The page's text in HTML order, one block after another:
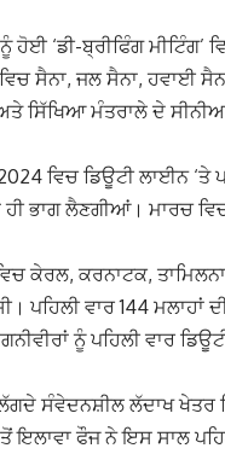
ਹੋਈ ‘ਡੀ-ਬ੍ਰੀਫਿੰਗ ਮੀਟਿੰਗ’
ਸੈਨਾ, ਜਲ ਸੈਨਾ, ਹਵਾਈ
ਸਿੱਖਿਆ ਮੰਤਰਾਲੇ ਦੇ
ਵਿਚ ਡਿਊਟੀ ਲਾਈਨ ‘ਤੇ
ਭਾਗ ਲੈਣਗੀਆਂ। ਮਾਰਚ
ਕੇਰਲ, ਕਰਨਾਟਕ,
ਪਹਿਲੀ ਵਾਰ 144 ਮਲਾਹਾਂ
ਨੂੰ ਪਹਿਲੀ ਵਾਰ
ਲੱਗਦੇ ਸੰਵੇਦਨਸ਼ੀਲ ਲੱਦਾਖ
ਇਲਾਵਾ ਫੌਜ ਨੇ ਇਸ ਸਾਲ